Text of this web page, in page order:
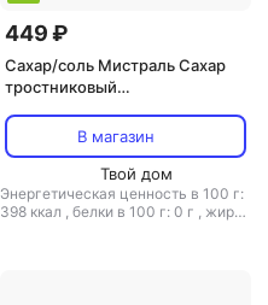
449 ₽
Сахар/соль Мистраль Сахар
тростниковый
Десертный, 900 г
В магазин
Твой дом
Энергетическая ценность в 100 г:
398 ккал , белки в 100 г: 0 г , жиры